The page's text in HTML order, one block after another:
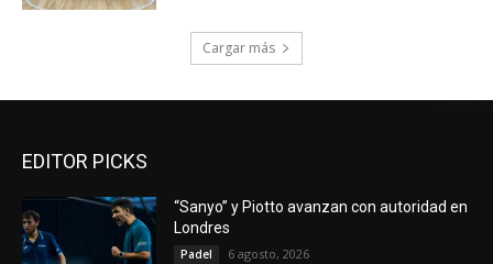
Cargar más
EDITOR PICKS
“Sanyo” y Piotto avanzan con autoridad en
Londres
Padel 6 agosto, 2026